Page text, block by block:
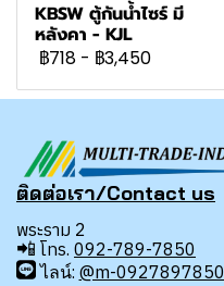
KBSW ตู้กันน้ำไซร์ มี
หลังคา - KJL
฿718 - ฿3,450
ติดต่อเรา/Contact us
พระราม 2
📲 โทร. 092-789-7850
ไลน์: @m-0927897850